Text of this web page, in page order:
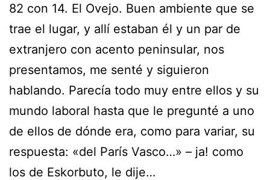
82 con 14. El Ovejo. Buen ambiente que se
trae el lugar, y allí estaban él y un par de
extranjero con acento peninsular, nos
presentamos, me senté y siguieron
hablando. Parecía todo muy entre ellos y su
mundo laboral hasta que le pregunté a uno
de ellos de dónde era, como para variar, su
respuesta: «del París Vasco…» – ja! como
los de Eskorbuto, le dije…